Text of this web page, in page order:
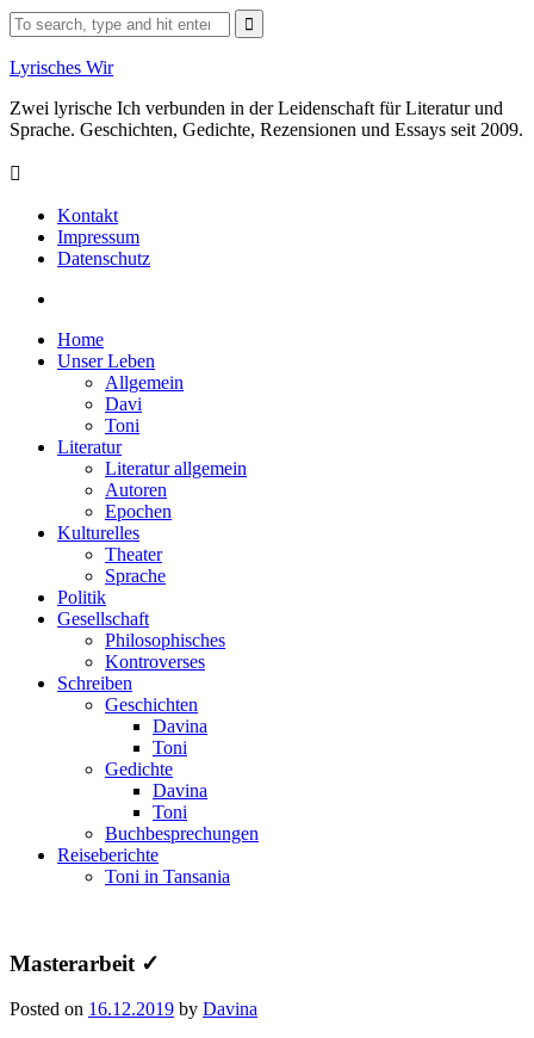
Skip
to
content
Search
for:
Lyrisches Wir
Zwei lyrische Ich verbunden in der Leidenschaft für Literatur und
Sprache. Geschichten, Gedichte, Rezensionen und Essays seit 2009.
Kontakt
Impressum
Datenschutz
Home
Unser Leben
Allgemein
Davi
Toni
Literatur
Literatur allgemein
Autoren
Epochen
Kulturelles
Theater
Sprache
Politik
Gesellschaft
Philosophisches
Kontroverses
Schreiben
Geschichten
Davina
Toni
Gedichte
Davina
Toni
Buchbesprechungen
Reiseberichte
Toni in Tansania
Masterarbeit ✓
Posted on 16.12.2019 by Davina